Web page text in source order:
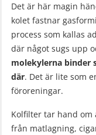
Det är här magin
kolet fastnar
process som kallas
där något sugs upp
molekylerna binder
där. Det är lite som
föroreningar.
Kolfilter tar hand om
från matlagning,